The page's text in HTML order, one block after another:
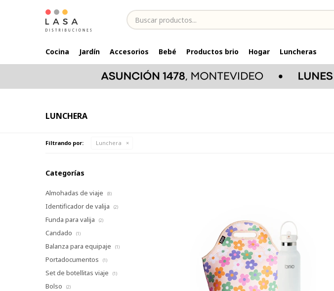
Cocina Jardín Accesorios Bebé Productos brio Hogar Luncheras
LUNCHERA
Filtrando por: Lunchera
Categorías
Almohadas de viaje (8)
Identificador de valija (2)
Funda para valija (2)
Candado (1)
Balanza para equipaje (1)
Portadocumentos (1)
Set de botellitas viaje (1)
Bolso (2)